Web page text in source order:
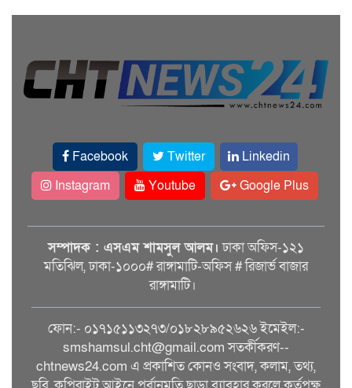
Facebook Twitter
Linkedin
Instagram
Youtube Google Plus
সম্পাদক : এসএম শামসুল আলম। ঢাকা অফিস-১২১
মতিঝিল, ঢাকা-১০০০# রাঙ্গামাটি-অফিস # রিজার্ভ বাজার
রাঙ্গামাটি।
ফোন:- ০১৭১৫১১৩২৭৩/০১৮২৮৯৫২৬২৬ ইমেইল:-
smshamsul.cht@gmail.com সতর্কীকরণ--
chtnews24.com এ প্রকাশিত কোনও সংবাদ, কলাম, তথ্য,